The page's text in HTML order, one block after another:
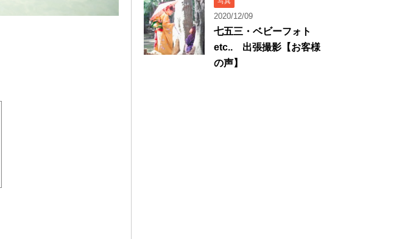
2020/12/09
七五三・ベビーフォト
etc.. 出張撮影【お客様
の声】